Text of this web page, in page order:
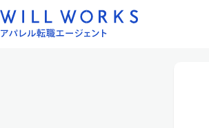
コ
ン